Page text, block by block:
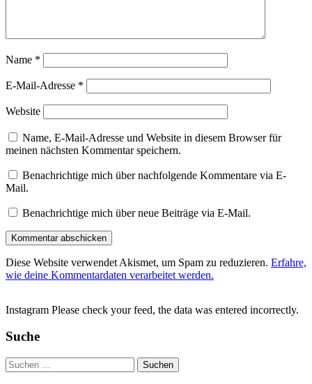
Name *
E-Mail-Adresse *
Website
Name, E-Mail-Adresse und Website in diesem Browser für
meinen nächsten Kommentar speichern.
Benachrichtige mich über nachfolgende Kommentare via E-
Mail.
Benachrichtige mich über neue Beiträge via E-Mail.
Diese Website verwendet Akismet, um Spam zu reduzieren. Erfahre,
wie deine Kommentardaten verarbeitet werden.
Instagram Please check your feed, the data was entered incorrectly.
Suche
Suchen
nach: